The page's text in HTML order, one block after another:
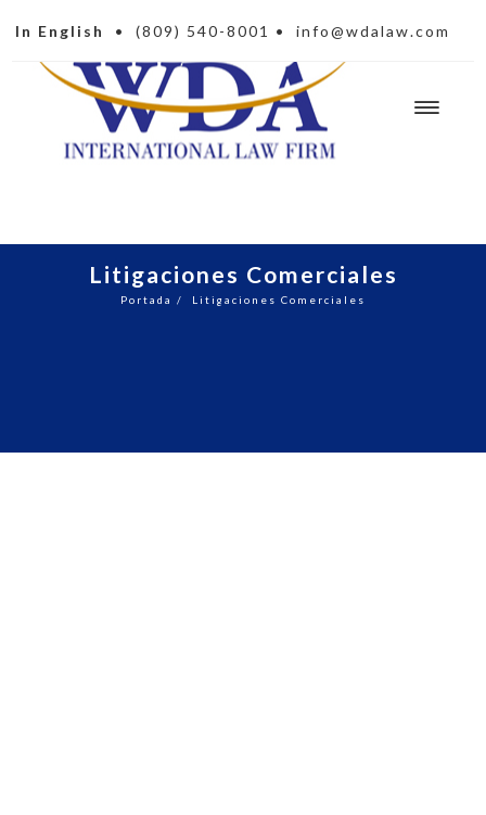
In English • (809) 540-8001 • info@wdalaw.com
Litigaciones Comerciales
Portada / Litigaciones Comerciales